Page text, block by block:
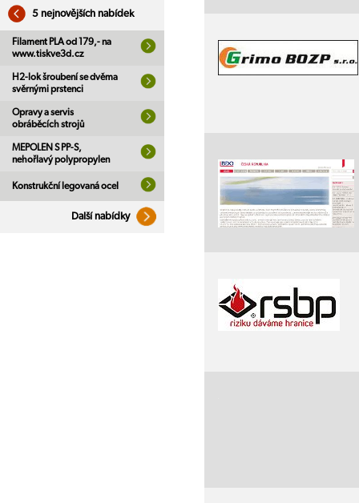
5 nejnovějších nabídek
Filament PLA od 179,- na
www.tiskve3d.cz
H2-lok šroubení se dvěma
svěrnými prstenci
Opravy a servis
obráběcích strojů
MEPOLEN S PP-S,
nehořlavý polypropylen
Konstrukční legovaná ocel
Další nabídky